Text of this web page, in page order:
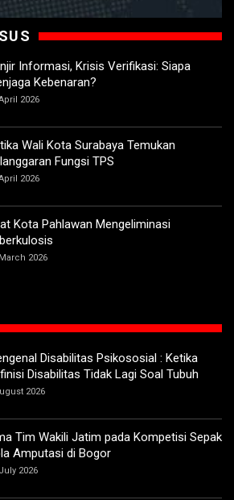
Informasi, Krisis Verifikasi: Siapa
Kebenaran?
2026
Wali Kota Surabaya Temukan
Fungsi TPS
2026
Kota Pahlawan Mengeliminasi
2026
Disabilitas Psikososial : Ketika
Disabilitas Tidak Lagi Soal Tubuh
2026
Tim Wakili Jatim pada Kompetisi Sepak
Amputasi di Bogor
2026